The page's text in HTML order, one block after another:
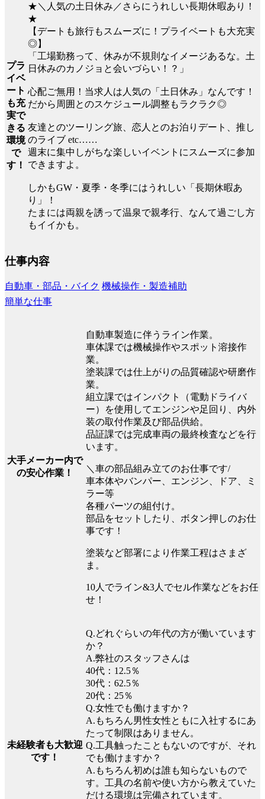
プラ
イベ
ート
も充
実で
きる
環境
で
す！
★＼人気の土日休み／さらにうれしい長期休暇あり！
★
【デートも旅行もスムーズに！プライベートも大充実
◎】
「工場勤務って、休みが不規則なイメージあるな。土
日休みのカノジョと会いづらい！？」
心配ご無用！当求人は人気の「土日休み」なんです！
だから周囲とのスケジュール調整もラクラク◎
友達とのツーリング旅、恋人とのお泊りデート、推し
のライブ etc……
週末に集中しがちな楽しいイベントにスムーズに参加
できますよ。
しかもGW・夏季・冬季にはうれしい「長期休暇あ
り」！
たまには両親を誘って温泉で親孝行、なんて過ごし方
もイイかも。
仕事内容
自動車・部品・バイク 機械操作・製造補助
簡単な仕事
大手メーカー内で
の安心作業！
自動車製造に伴うライン作業。
車体課では機械操作やスポット溶接作
業。
塗装課では仕上がりの品質確認や研磨作
業。
組立課ではインパクト（電動ドライバ
ー）を使用してエンジンや足回り、内外
装の取付作業及び部品供給。
品証課では完成車両の最終検査などを行
います。
＼車の部品組み立てのお仕事です/
車本体やバンパー、エンジン、ドア、ミ
ラー等
各種パーツの組付け。
部品をセットしたり、ボタン押しのお仕
事です！
塗装など部署により作業工程はさまざ
ま。
10人でライン&3人でセル作業などをお任
せ！
未経験者も大歓迎
です！
Q.どれぐらいの年代の方が働いています
か？
A.弊社のスタッフさんは
40代：12.5％
30代：62.5％
20代：25％
Q.女性でも働けますか？
A.もちろん男性女性ともに入社するにあ
たって制限はありません。
Q.工具触ったこともないのですが、それ
でも働けますか？
A.もちろん初めは誰も知らないもので
す。工具の名前や使い方から教えていた
だける環境は完備されています。